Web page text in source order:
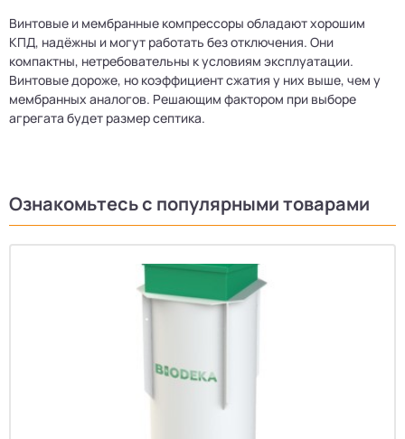
Винтовые и мембранные компрессоры обладают хорошим
КПД, надёжны и могут работать без отключения. Они
компактны, нетребовательны к условиям эксплуатации.
Винтовые дороже, но коэффициент сжатия у них выше, чем у
мембранных аналогов. Решающим фактором при выборе
агрегата будет размер септика.
Ознакомьтесь с популярными товарами